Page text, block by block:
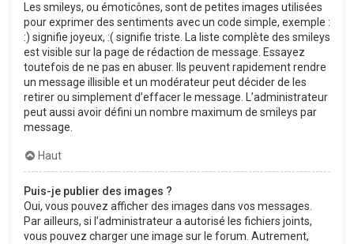
Les smileys, ou émoticônes, sont de petites images utilisées
pour exprimer des sentiments avec un code simple, exemple :
:) signifie joyeux, :( signifie triste. La liste complète des smileys
est visible sur la page de rédaction de message. Essayez
toutefois de ne pas en abuser. Ils peuvent rapidement rendre
un message illisible et un modérateur peut décider de les
retirer ou simplement d’effacer le message. L’administrateur
peut aussi avoir défini un nombre maximum de smileys par
message.
Haut
Puis-je publier des images ?
Oui, vous pouvez afficher des images dans vos messages.
Par ailleurs, si l’administrateur a autorisé les fichiers joints,
vous pouvez charger une image sur le forum. Autrement,